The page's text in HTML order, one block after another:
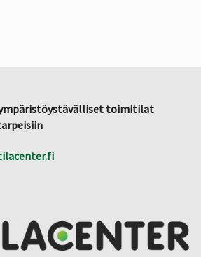
toimitilat